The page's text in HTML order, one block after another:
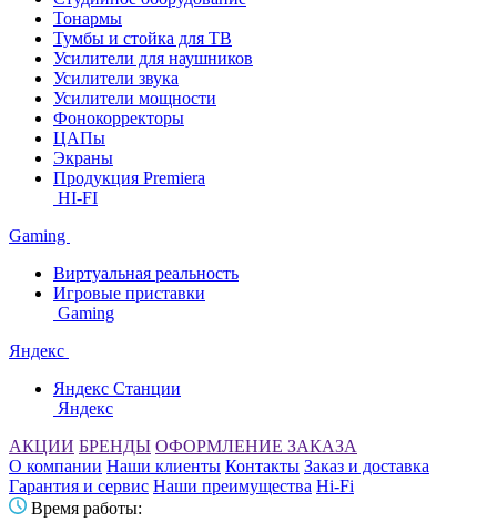
Тонармы
Тумбы и стойка для ТВ
Усилители для наушников
Усилители звука
Усилители мощности
Фонокорректоры
ЦАПы
Экраны
Продукция Premiera
HI-FI
Gaming
Виртуальная реальность
Игровые приставки
Gaming
Яндекс
Яндекс Станции
Яндекс
АКЦИИ БРЕНДЫ ОФОРМЛЕНИЕ ЗАКАЗА
О компании Наши клиенты Контакты Заказ и доставка
Гарантия и сервис Наши преимущества Hi-Fi
Время работы: